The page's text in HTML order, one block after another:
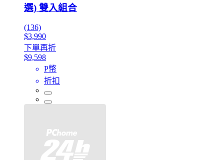
選) 雙入組合
(136)
$3,990
下單再折
$9,598
P幣
折扣